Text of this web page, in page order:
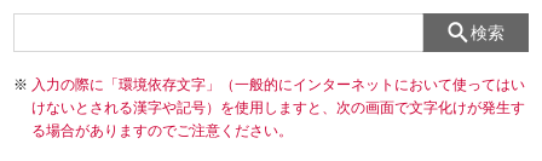
検索
入力の際に「環境依存文字」（一般的にインターネットにおいて使ってはい
けないとされる漢字や記号）を使用しますと、次の画面で文字化けが発生す
る場合がありますのでご注意ください。